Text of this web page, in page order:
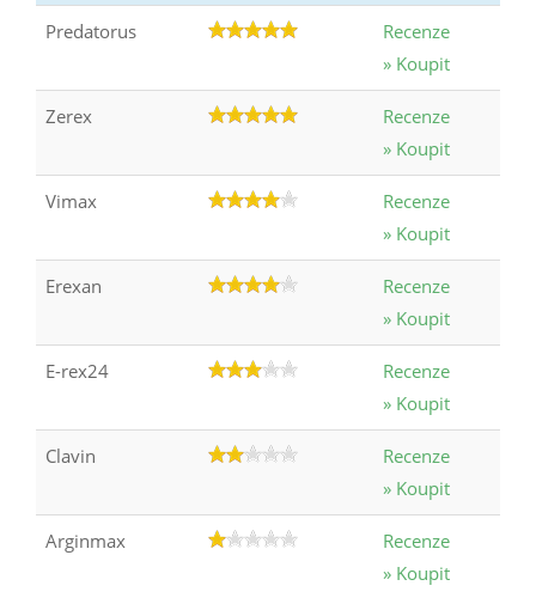
Predatorus
Recenze
» Koupit
Zerex
Recenze
» Koupit
Vimax
Recenze
» Koupit
Erexan
Recenze
» Koupit
E-rex24
Recenze
» Koupit
Clavin
Recenze
» Koupit
Arginmax
Recenze
» Koupit